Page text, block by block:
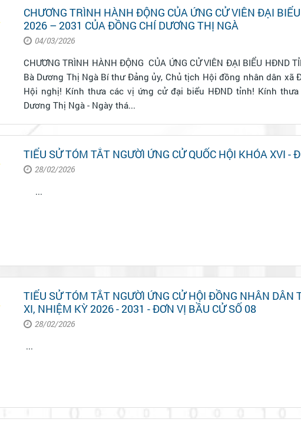
CHƯƠNG TRÌNH HÀNH ĐỘNG CỦA ỨNG CỬ VIÊN ĐẠI
2026 – 2031 CỦA ĐỒNG CHÍ DƯƠNG THỊ NGÀ
04/03/2026
CHƯƠNG TRÌNH HÀNH ĐỘNG CỦA ỨNG CỬ VIÊN ĐẠI BIỂU HĐND TỈNH NHIỆM KỲ 2026 – 2031
Bà Dương Thị Ngà Bí thư Đảng ủy, Chủ tịch Hội đồng nhân dân xã Đơn Dương Kính thưa chủ trì
Hội nghị! Kính thưa các vị ứng cử đại biểu HĐND tỉnh! Kính thưa quý vị đại biểu! Tôi tên là:
Dương Thị Ngà - Ngày thá...
TIỂU SỬ TÓM TẮT NGƯỜI ỨNG CỬ QUỐC HỘI KHÓA XVI -
28/02/2026
...
TIỂU SỬ TÓM TẮT NGƯỜI ỨNG CỬ HỘI ĐỒNG NHÂN DÂN
XI, NHIỆM KỲ 2026 - 2031 - ĐƠN VỊ BẦU CỬ SỐ 08
28/02/2026
...